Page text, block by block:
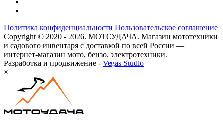
Политика конфиденциальности Пользовательское соглашение
Copyright © 2020 - 2026. МОТОУДАЧА. Магазин мототехники
и садового инвентаря с доставкой по всей России —
интернет-магазин мото, бензо, электротехники.
Разработка и продвижение - Vegas Studio
×